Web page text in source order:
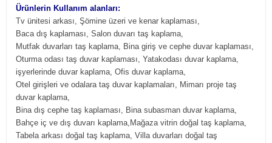
Ürünlerin Kullanım alanları:
Tv ünitesi arkası, Şömine üzeri ve kenar kaplaması,
Baca dış kaplaması, Salon duvarı taş kaplama,
Mutfak duvarları taş kaplama, Bina giriş ve cephe duvar kaplaması,
Oturma odası taş duvar kaplaması, Yatakodası duvar kaplama,
işyerlerinde duvar kaplama, Ofis duvar kaplama,
Otel girişleri ve odalara taş duvar kaplamaları, Mimarı proje taş
duvar kaplama,
Bina dış cephe taş kaplaması, Bina subasman duvar kaplama,
Bahçe iç ve dış duvarı kaplama,Mağaza vitrin doğal taş kaplama,
Tabela arkası doğal taş kaplama, Villa duvarları doğal taş